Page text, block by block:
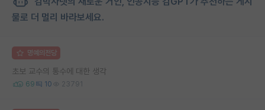
물로 더 멀리 바라보세요.
명예의전당
초보 교수의 통수에 대한 생각
69 10 23791